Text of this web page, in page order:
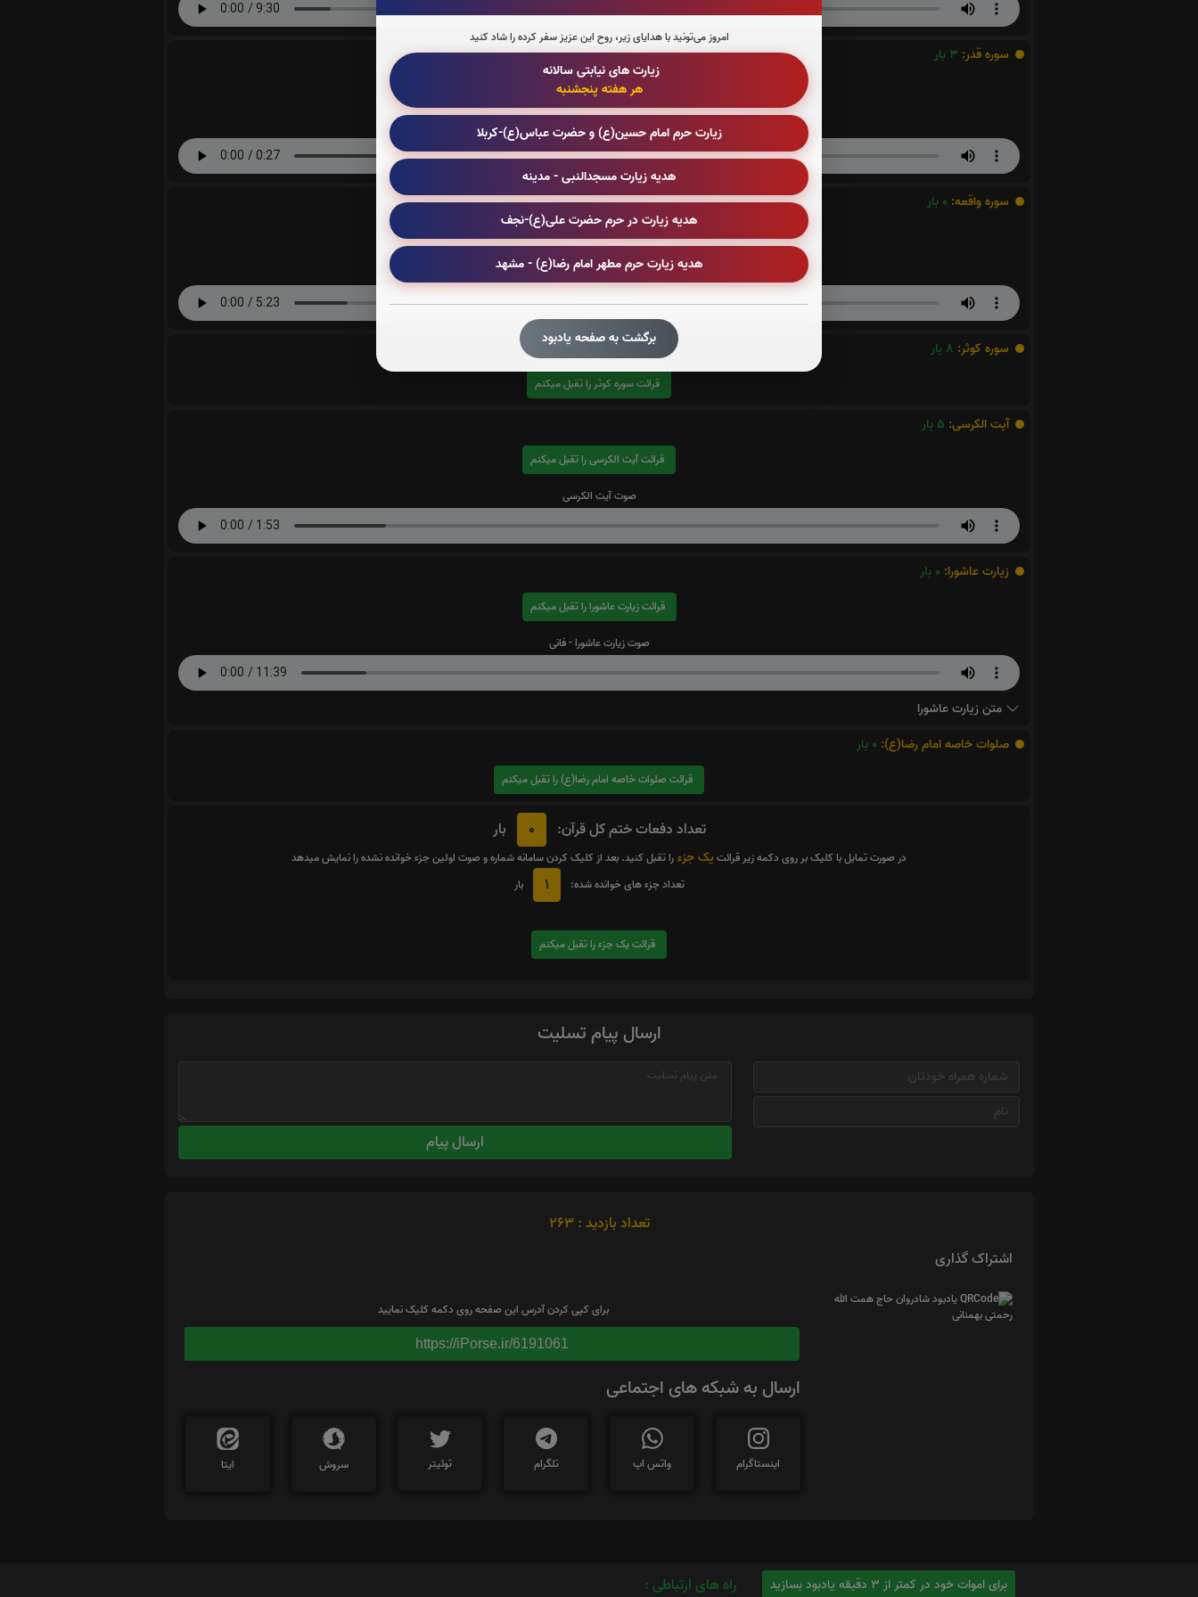
امروز می‌تونید با هدایای زیر، روح این عزیز سفر کرده را شاد کنید
زیارت های نیابتی سالانه
هر هفته پنجشنبه
زیارت حرم امام حسین(ع) و حضرت عباس(ع)-کربلا
هدیه زیارت مسجدالنبی - مدینه
هدیه زیارت در حرم حضرت علی(ع)-نجف
هدیه زیارت حرم مطهر امام رضا(ع) - مشهد
برگشت به صفحه یادبود
سوره قدر: 3 بار
قرائت سوره قدر را تقبل میکنم
صوت سوره قدر
سوره واقعه: 0 بار
قرائت سوره واقعه را تقبل میکنم
صوت سوره واقعه
سوره کوثر: 8 بار
قرائت سوره کوثر را تقبل میکنم
آیت الکرسی: 5 بار
قرائت آیت الکرسی را تقبل میکنم
صوت آیت الکرسی
زیارت عاشورا: 0 بار
قرائت زیارت عاشورا را تقبل میکنم
صوت زیارت عاشورا - فانی
متن زیارت عاشورا
صلوات خاصه امام رضا(ع): 0 بار
قرائت صلوات خاصه امام رضا(ع) را تقبل میکنم
تعداد دفعات ختم کل قرآن: 0 بار
در صورت تمایل با کلیک بر روی دکمه زیر قرائت یک جزء را تقبل کنید. بعد از کلیک کردن سامانه شماره و صوت اولین جزء خوانده نشده را نمایش میدهد
تعداد جزء های خوانده شده:
1 بار
قرائت یک جزء را تقبل میکنم
ارسال پیام تسلیت
ارسال پیام
تعداد بازدید : 263
اشتراک گذاری
برای کپی کردن آدرس این صفحه روی دکمه کلیک نمایید
https://iPorse.ir/6191061
ارسال به شبکه های اجتماعی
اینستاگرام واتس اپ تلگرام توئیتر سروش ایتا
برای اموات خود در کمتر از 3 دقیقه یادبود بسازید راه های ارتباطی :